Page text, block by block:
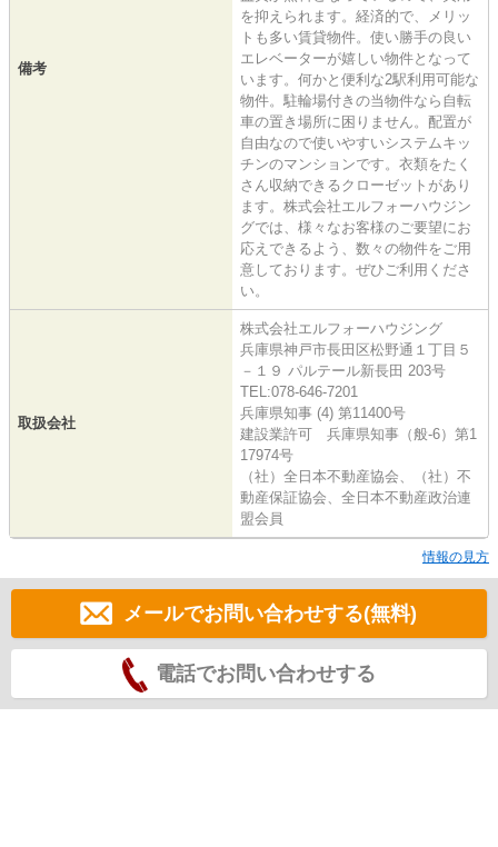
備考
を抑えられます。経済的で、メリッ
トも多い賃貸物件。使い勝手の良い
エレベーターが嬉しい物件となって
います。何かと便利な2駅利用可能な
物件。駐輪場付きの当物件なら自転
車の置き場所に困りません。配置が
自由なので使いやすいシステムキッ
チンのマンションです。衣類をたく
さん収納できるクローゼットがあり
ます。株式会社エルフォーハウジン
グでは、様々なお客様のご要望にお
応えできるよう、数々の物件をご用
意しております。ぜひご利用くださ
い。
取扱会社
株式会社エルフォーハウジング
兵庫県神戸市長田区松野通１丁目５
－１９ パルテール新長田 203号
TEL:078-646-7201
兵庫県知事 (4) 第11400号
建設業許可 兵庫県知事（般-6）第1
17974号
（社）全日本不動産協会、（社）不
動産保証協会、全日本不動産政治連
盟会員
情報の見方
メールでお問い合わせする(無料)
電話でお問い合わせする